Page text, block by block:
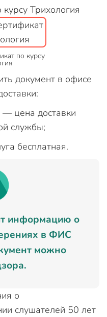
по курсу
документ в офисе
— цена доставки
службы;
бесплатная.
информацию о
в ФИС
можно
о
слушателей 50 лет